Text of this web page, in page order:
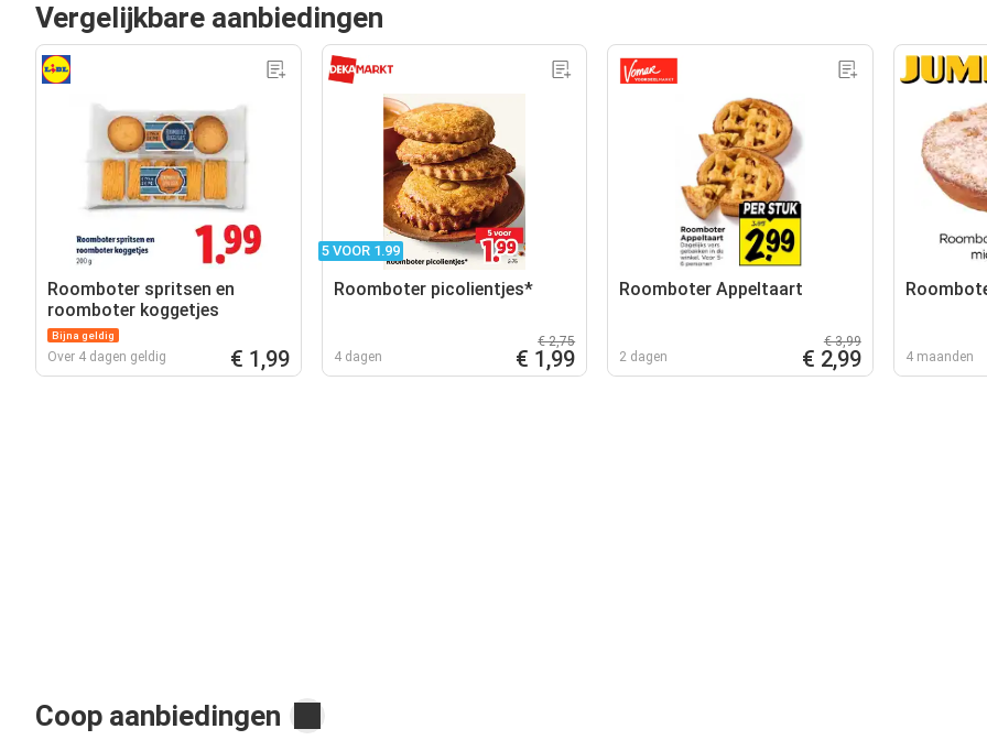
Vergelijkbare aanbiedingen
Roomboter spritsen en
roomboter koggetjes
Bijna geldig
Over 4 dagen geldig € 1,99
5 VOOR 1.99
Roomboter picolientjes*
4 dagen
€ 2,75
€ 1,99
Roomboter Appeltaart
2 dagen
€ 3,99
€ 2,99 4 maanden
Coop aanbiedingen